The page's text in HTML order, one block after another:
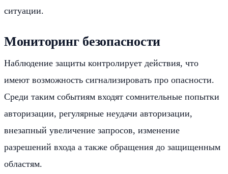
ситуации.
Мониторинг безопасности
Наблюдение защиты контролирует действия, что
имеют возможность сигнализировать про опасности.
Среди таким событиям входят сомнительные попытки
авторизации, регулярные неудачи авторизации,
внезапный увеличение запросов, изменение
разрешений входа а также обращения до защищенным
областям.